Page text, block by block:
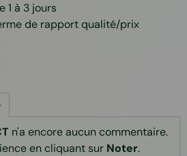
1 à 3 jours
de rapport qualité/prix
n'a encore aucun commentaire.
en cliquant sur Noter.